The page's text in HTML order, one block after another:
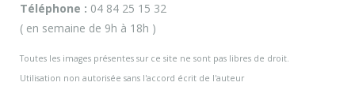
Téléphone : 04 84 25 15 32
( en semaine de 9h à 18h )
Toutes les images présentes sur ce site ne sont pas libres de droit.
Utilisation non autorisée sans l'accord écrit de l'auteur